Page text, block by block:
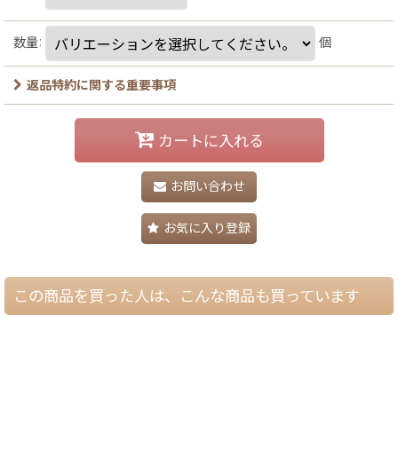
数量: 個
返品特約に関する重要事項
カートに入れる
お問い合わせ
お気に入り登録
この商品を買った人は、こんな商品も買っています